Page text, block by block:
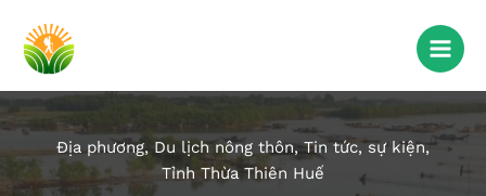
Địa phương, Du lịch nông thôn,Tin tức, sự kiện,
Tỉnh Thừa Thiên Huế